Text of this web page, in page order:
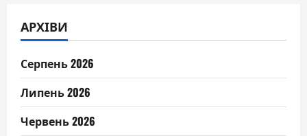
АРХІВИ
Серпень 2026
Липень 2026
Червень 2026